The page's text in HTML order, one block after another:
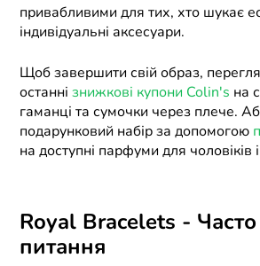
привабливими для тих, хто шукає
індивідуальні аксесуари.
Щоб завершити свій образ,
останнізнижкові купони Colin's на
гаманці та сумочки через плече.
подарунковий набір за допомогою
на доступні парфуми для чоловіків
Royal Bracelets - Часто
питання